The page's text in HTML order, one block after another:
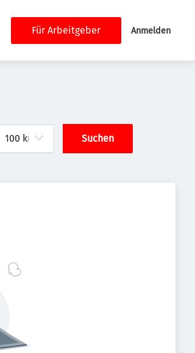
Für Arbeitgeber Anmelden
Suchen